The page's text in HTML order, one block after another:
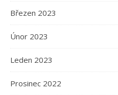
Březen 2023
Únor 2023
Leden 2023
Prosinec 2022